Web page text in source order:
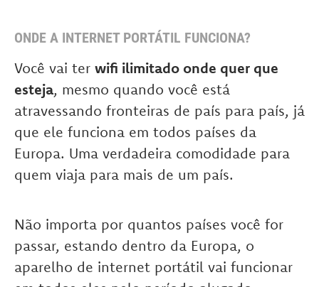
ONDE A INTERNET PORTÁTIL FUNCIONA?
Você vai ter wifi ilimitado onde quer que
esteja, mesmo quando você está
atravessando fronteiras de país para país, já
que ele funciona em todos países da
Europa. Uma verdadeira comodidade para
quem viaja para mais de um país.
Não importa por quantos países você for
passar, estando dentro da Europa, o
aparelho de internet portátil vai funcionar